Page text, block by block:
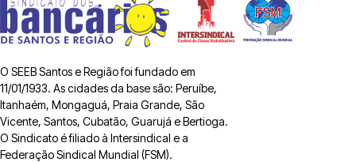
O SEEB Santos e Região foi fundado em
11/01/1933. As cidades da base são: Peruíbe,
Itanhaém, Mongaguá, Praia Grande, São
Vicente, Santos, Cubatão, Guarujá e Bertioga.
O Sindicato é filiado à Intersindical e a
Federação Sindical Mundial (FSM).